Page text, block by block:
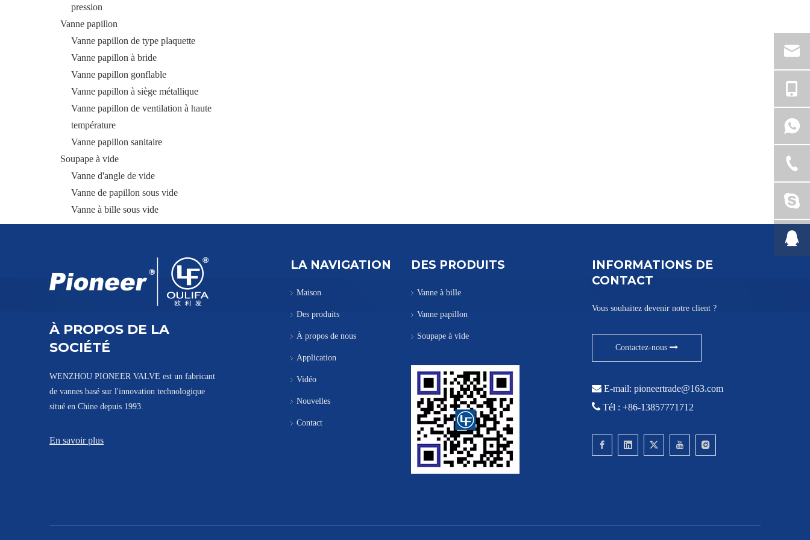
pression
Vanne papillon
Vanne papillon de type plaquette
Vanne papillon à bride
Vanne papillon gonflable
Vanne papillon à siège métallique
Vanne papillon de ventilation à haute
température
Vanne papillon sanitaire
Soupape à vide
Vanne d'angle de vide
Vanne de papillon sous vide
Vanne à bille sous vide
À PROPOS DE LA
SOCIÉTÉ
WENZHOU PIONEER VALVE est un fabricant
de vannes basé sur l'innovation technologique
situé en Chine depuis 1993.
En savoir plus
LA NAVIGATION
Maison
Des produits
À propos de nous
Application
Vidéo
Nouvelles
Contact
DES PRODUITS
Vanne à bille
Vanne papillon
Soupape à vide
INFORMATIONS DE
CONTACT
Vous souhaitez devenir notre client ?
Contactez-nous
 E-mail: pioneertrade@163.com
 Tél : +86-13857771712